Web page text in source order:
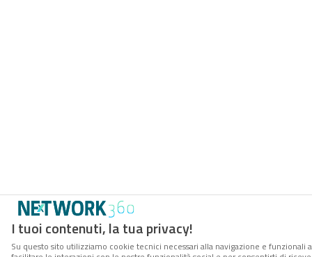
I tuoi contenuti, la tua privacy!
Su questo sito utilizziamo cookie tecnici necessari alla navigazione e